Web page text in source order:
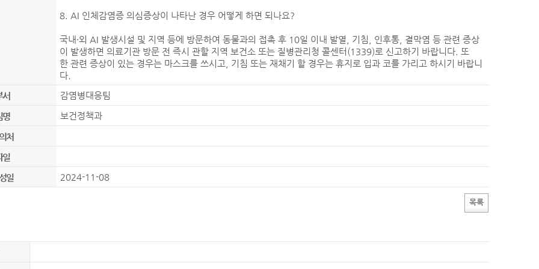
8. AI 인체감염증 의심증상이 나타난 경우 어떻게 하면 되나요?
국내·외 AI 발생시설 및 지역 등에 방문하여 동물과의 접촉 후 10일 이내 발열, 기침, 인후통, 결막염 등 관련 증상
이 발생하면 의료기관 방문 전 즉시 관할 지역 보건소 또는 질병관리청 콜센터(1339)로 신고하기 바랍니다. 또
한 관련 증상이 있는 경우는 마스크를 쓰시고, 기침 또는 재채기 할 경우는 휴지로 입과 코를 가리고 하시기 바랍니
다.
서
감염병대응팀
명 보건정책과
처
일
일
2024-11-08
목록